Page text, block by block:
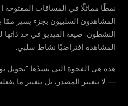
نمطًا مماثلًا في المساقات المفتوحة
المشاهدون السلبيون بجزء يسير
النشطون. صيغة الفيديو في حد
المشاهدة افتراضيًا نشاط سلبي.
هذه هي الفجوة التي يسدّها “تحويل
— لا بتغيير المصدر، بل بتغيير ما